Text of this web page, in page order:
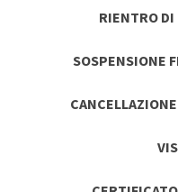
RIENTRO DI
SOSPENSIONE